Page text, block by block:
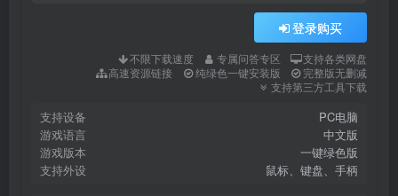
登录购买
不限下载速度 专属问答专区
支持各类网盘
高速资源链接
纯绿色一键安装版
完整版无删减
支持第三方工具下载
支持设备
PC电脑
游戏语言
中文版
游戏版本
一键绿色版
支持外设
鼠标、键盘、手柄